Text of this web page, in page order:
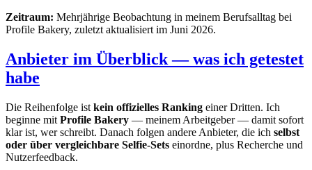
Zeitraum: Mehrjährige Beobachtung in meinem Berufsalltag bei
Profile Bakery, zuletzt aktualisiert im Juni 2026.
Anbieter im Überblick — was ich getestet
habe
Die Reihenfolge ist kein offizielles Ranking einer Dritten. Ich
beginne mit Profile Bakery — meinem Arbeitgeber — damit sofort
klar ist, wer schreibt. Danach folgen andere Anbieter, die ich selbst
oder über vergleichbare Selfie-Sets einordne, plus Recherche und
Nutzerfeedback.